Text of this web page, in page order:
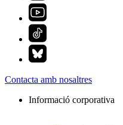
Contacta amb nosaltres
Informació corporativa